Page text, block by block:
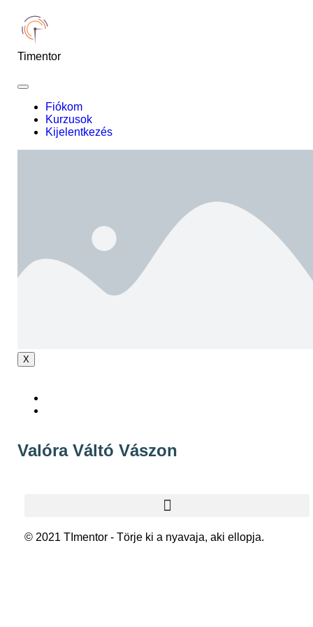
Timentor
Fiókom
Kurzusok
Kijelentkezés
X
Valóra Váltó Vászon
© 2021 TImentor - Törje ki a nyavaja, aki ellopja.